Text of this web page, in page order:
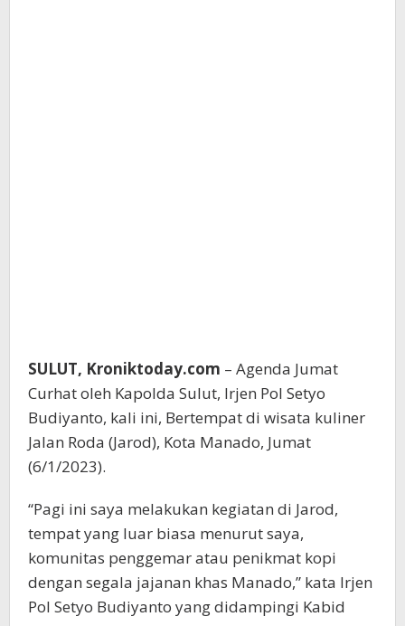
SULUT, Kroniktoday.com – Agenda Jumat
Curhat oleh Kapolda Sulut, Irjen Pol Setyo
Budiyanto, kali ini, Bertempat di wisata kuliner
Jalan Roda (Jarod), Kota Manado, Jumat
(6/1/2023).
“Pagi ini saya melakukan kegiatan di Jarod,
tempat yang luar biasa menurut saya,
komunitas penggemar atau penikmat kopi
dengan segala jajanan khas Manado,” kata Irjen
Pol Setyo Budiyanto yang didampingi Kabid